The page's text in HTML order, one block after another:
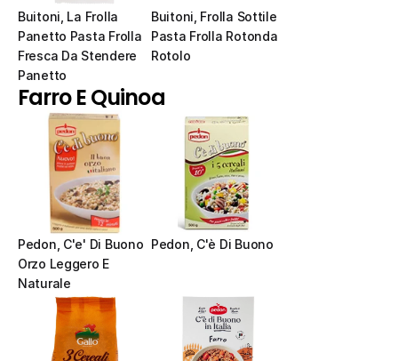
Buitoni, La Frolla
Panetto Pasta Frolla
Fresca Da Stendere
Panetto
Buitoni, Frolla Sottile
Pasta Frolla Rotonda
Rotolo
Farro E Quinoa
Pedon, C'e' Di Buono
Orzo Leggero E
Naturale
Pedon, C'è Di Buono